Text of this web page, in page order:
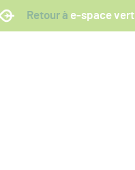
Retour à e-space vert